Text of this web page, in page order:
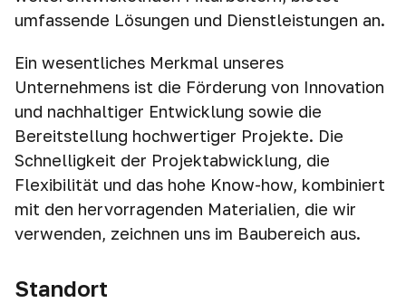
umfassende Lösungen und Dienstleistungen an.
Ein wesentliches Merkmal unseres
Unternehmens ist die Förderung von Innovation
und nachhaltiger Entwicklung sowie die
Bereitstellung hochwertiger Projekte. Die
Schnelligkeit der Projektabwicklung, die
Flexibilität und das hohe Know-how, kombiniert
mit den hervorragenden Materialien, die wir
verwenden, zeichnen uns im Baubereich aus.
Standort